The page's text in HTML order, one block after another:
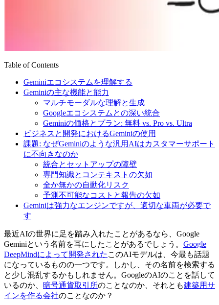
Table of Contents
Geminiエコシステムを理解する
Geminiの主な機能と能力
マルチモーダルな理解と生成
Googleエコシステムとの深い統合
Geminiの価格とプラン: 無料 vs. Pro vs. Ultra
ビジネスと開発におけるGeminiの使用
課題: なぜGeminiのような汎用AIはカスタマーサポート
に不向きなのか
統合とセットアップの障壁
専門知識とコンテキストの欠如
全か無かの自動化リスク
予測不可能なコストと報告の欠如
Geminiは強力なエンジンですが、適切な車両が必要で
す
最近AIの世界に足を踏み入れたことがあるなら、Google
Geminiという名前を耳にしたことがあるでしょう。 Google
DeepMindによって開発された このAIモデルは、今最も話題
になっているものの一つです。しかし、その名前を検索する
と少し混乱するかもしれません。GoogleのAIのことを話して
いるのか、 暗号通貨取引所のことなのか、それとも建築用サ
インを作る会社のことなのか？